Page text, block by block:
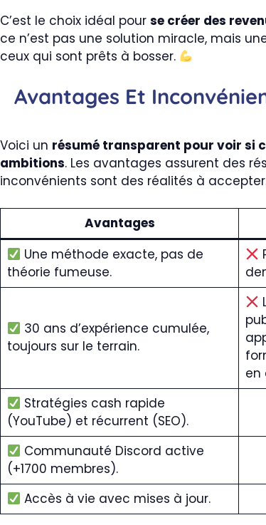
C’est le choix idéal pour se créer des
ce n’est pas une solution miracle, mais
ceux qui sont prêts à bosser.
Avantages Et
Voici un résumé transparent pour voir si
ambitions. Les avantages assurent des
inconvénients sont des réalités à
Avantages
Une méthode exacte, pas de
théorie fumeuse.
30 ans d’expérience cumulée,
toujours sur le terrain.
en
Stratégies cash rapide
(YouTube) et récurrent (SEO).
Communauté Discord active
(+1700 membres).
Accès à vie avec mises à jour.